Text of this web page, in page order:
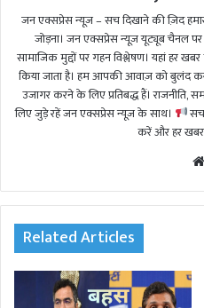
जन एक्सप्रेस न्यूज़ – सच दिखाने की ज़िद
जोड़ना। जन एक्सप्रेस न्यूज़ यूट्यूब चैनल
सामाजिक मुद्दों पर गहन विश्लेषण। यहां हर
किया जाता है। हम आपकी आवाज़ को बुलंद
उजागर करने के लिए प्रतिबद्ध हैं। राजनीति,
लिए जुड़े रहें जन एक्सप्रेस न्यूज़ के साथ।
करें और हर
Related Articles